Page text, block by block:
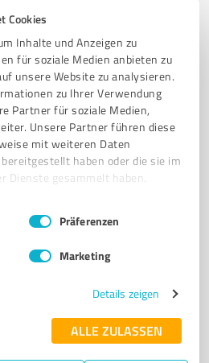
Cookies
Inhalte und Anzeigen zu
für soziale Medien anbieten zu
unsere Website zu analysieren.
zu Ihrer Verwendung
Partner für soziale Medien,
Unsere Partner führen diese
mit weiteren Daten
haben oder die sie im
Dienste gesammelt haben.
Präferenzen
Marketing
Details zeigen
ALLE ZULASSEN
- Kirbach Design in
ARZTPRAXIS
PRINTPRODUKTE WEBSEITEN
BRANDING DESIGNENTWICKLUNG
Geestland
design.de